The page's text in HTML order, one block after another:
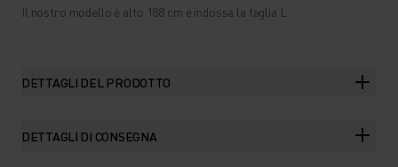
Il nostro modello è alto 188 cm e indossa la taglia L.
DETTAGLI DEL PRODOTTO
DETTAGLI DI CONSEGNA